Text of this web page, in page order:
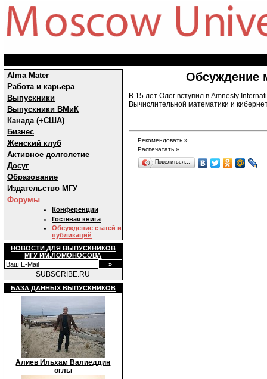
Alma Mater
Работа и карьера
Выпускники
Выпускники ВМиК
Канада (+США)
Бизнес
Женский клуб
Активное долголетие
Досуг
Образование
Издательство МГУ
Форумы
Конференции
Гостевая книга
Обсуждение статей и
публикаций
НОВОСТИ ДЛЯ ВЫПУСКНИКОВ
МГУ ИМ.ЛОМОНОСОВА
SUBSCRIBE.RU
БАЗА ДАННЫХ ВЫПУСКНИКОВ
Алиев Ильхам Валиеддин
оглы
Обсуждение
В 15 лет Олег вступил в Amnesty
Вычислительной математики и
Рекомендовать »
Распечатать »
Поделиться…